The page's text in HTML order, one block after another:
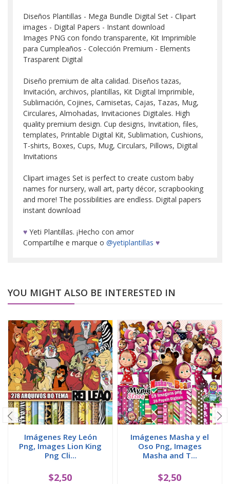
Diseños Plantillas - Mega Bundle Digital Set - Clipart
images - Digital Papers - Instant download
Images PNG con fondo transparente, Kit Imprimible
para Cumpleaños - Colección Premium - Elements
Trasparent Digital
Diseño premium de alta calidad. Diseños tazas,
Invitación, archivos, plantillas, Kit Digital Imprimible,
Sublimación, Cojines, Camisetas, Cajas, Tazas, Mug,
Circulares, Almohadas, Invitaciones Digitales. High
quality premium design. Cup designs, Invitation, files,
templates, Printable Digital Kit, Sublimation, Cushions,
T-shirts, Boxes, Cups, Mug, Circulars, Pillows, Digital
Invitations
Clipart images Set is perfect to create custom baby
names for nursery, wall art, party décor, scrapbooking
and more! The possibilities are endless. Digital papers
instant download
♥ Yeti Plantillas. ¡Hecho con amor
Compartilhe e marque o @yetiplantillas ♥
YOU MIGHT ALSO BE INTERESTED IN
Imágenes Rey León
Png, Images Lion King
Png Cli...
$2,50
Imágenes Masha y el
Oso Png, Images
Masha and T...
$2,50